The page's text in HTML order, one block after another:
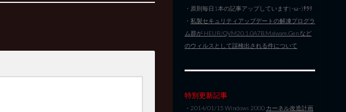
・原則毎日1本の記事アップしています|･ω･)ﾁﾗﾘ
・ 私製セキュリティアップデートの解凍プログラ
ム群が HEUR/QVM20.1.0A7B.Malware.Gen など
のウィルスとして誤検出される件について
特別更新記事
・2014/01/15 Windows 2000 カーネル改造計画